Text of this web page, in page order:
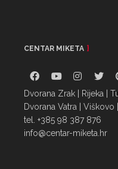
CENTAR MIKETA
Dvorana Zrak | Rijeka |
Dvorana Vatra | Viškovo
tel. +385 98 387 876
info@centar-miketa.hr